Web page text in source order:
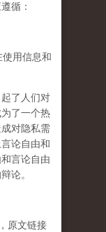
循：
用信息和
了人们对
了一个热
对隐私需
论自由和
言论自由
论。
，原文链接